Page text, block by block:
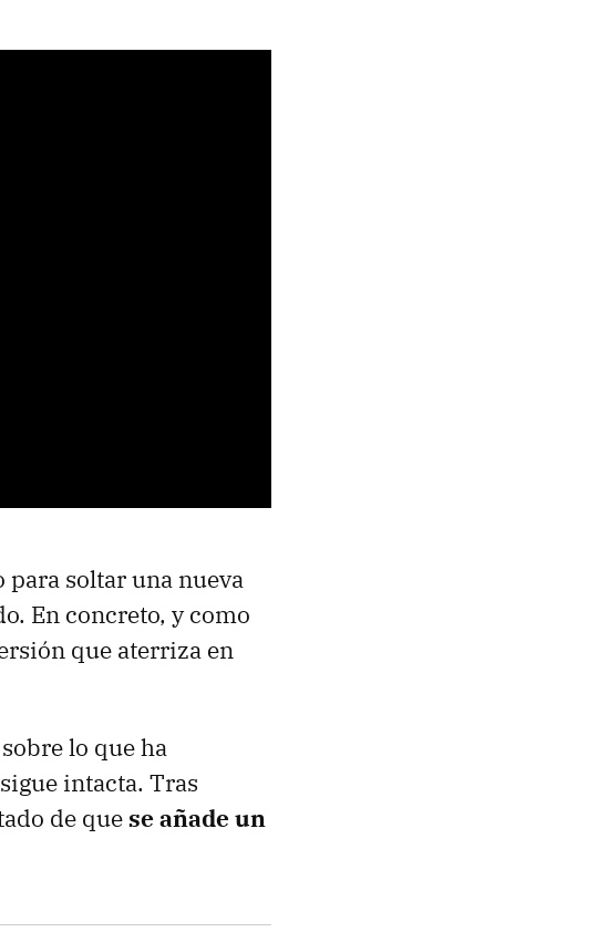
soltar una nueva
En concreto, y como
que aterriza en
lo que ha
sigue intacta. Tras
de quese añade un